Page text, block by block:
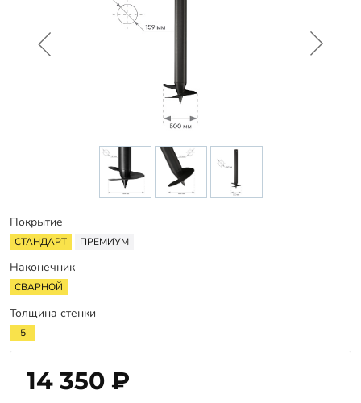
Доставка
Заказать звонок
Покрытие
СТАНДАРТ ПРЕМИУМ
Наконечник
СВАРНОЙ
Толщина стенки
5
14 350 ₽